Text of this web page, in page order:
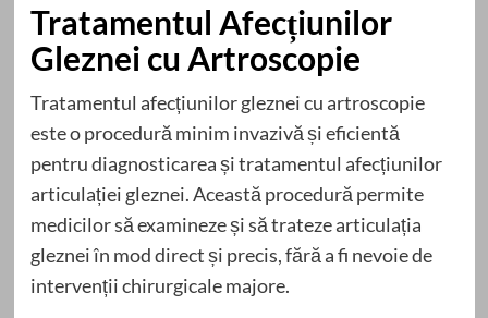
Tratamentul Afecțiunilor
Gleznei cu Artroscopie
Tratamentul afecțiunilor gleznei cu artroscopie
este o procedură minim invazivă și eficientă
pentru diagnosticarea și tratamentul afecțiunilor
articulației gleznei. Această procedură permite
medicilor să examineze și să trateze articulația
gleznei în mod direct și precis, fără a fi nevoie de
intervenții chirurgicale majore.